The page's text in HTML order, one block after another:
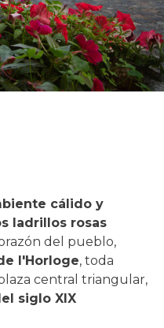
cálido y
ladrillos rosas
del pueblo,
l'Horloge, toda
central triangular,
siglo XIX